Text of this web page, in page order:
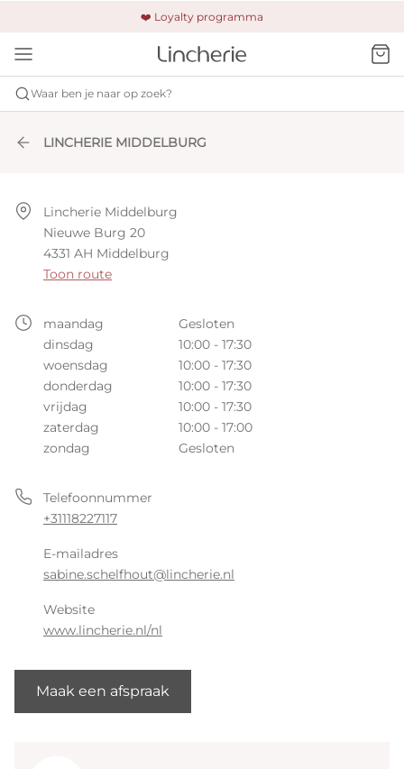
❤️ Loyalty programma
🚚 Gratis verzending & retour
🔒 Altijd veilig betalen
Waar ben je naar op zoek?
LINCHERIE MIDDELBURG
Lincherie Middelburg
Nieuwe Burg 20
4331 AH Middelburg
Toon route
maandag
Gesloten
dinsdag
10:00 - 17:30
woensdag
10:00 - 17:30
donderdag
10:00 - 17:30
vrijdag
10:00 - 17:30
zaterdag
10:00 - 17:00
zondag
Gesloten
Telefoonnummer
+31118227117
E-mailadres
sabine.schelfhout@lincherie.nl
Website
www.lincherie.nl/nl
Maak een afspraak